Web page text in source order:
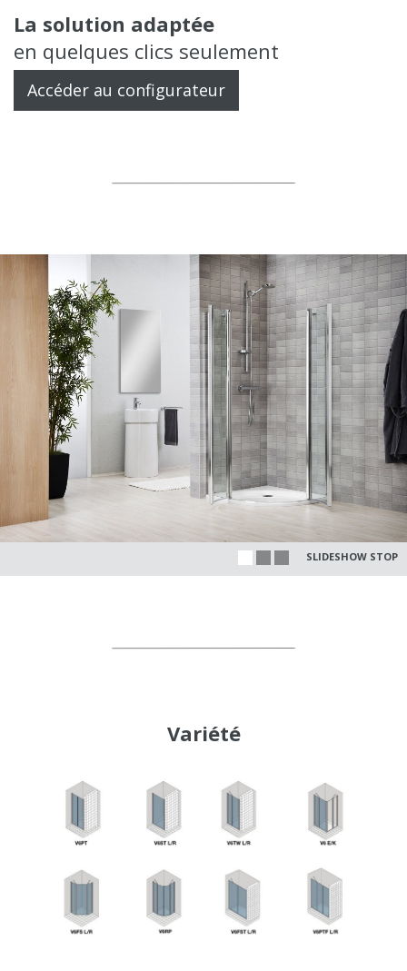
La solution adaptée
en quelques clics seulement
Accéder au configurateur
SLIDESHOW STOP
Variété